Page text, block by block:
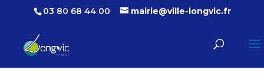
03 80 68 44 00 mairie@ville-longvic.fr